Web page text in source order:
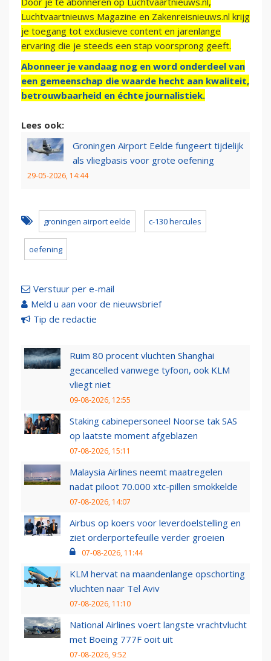
Luchtvaartnieuws Magazine en Zakenreisnieuws.nl krijg
je toegang tot exclusieve content en jarenlange
ervaring die je steeds een stap voorsprong geeft.
Abonneer je vandaag nog en word onderdeel van
een gemeenschap die waarde hecht aan kwaliteit,
betrouwbaarheid en échte journalistiek.
Lees ook:
Groningen Airport Eelde fungeert tijdelijk
als vliegbasis voor grote oefening
29-05-2026, 14:44
groningen airport eelde c-130 hercules
oefening
Verstuur per e-mail
Meld u aan voor de nieuwsbrief
Tip de redactie
Ruim 80 procent vluchten Shanghai
gecancelled vanwege tyfoon, ook KLM
vliegt niet
09-08-2026, 12:55
Staking cabinepersoneel Noorse tak SAS
op laatste moment afgeblazen
07-08-2026, 15:11
Malaysia Airlines neemt maatregelen
nadat piloot 70.000 xtc-pillen smokkelde
07-08-2026, 14:07
Airbus op koers voor leverdoelstelling en
ziet orderportefeuille verder groeien
07-08-2026, 11:44
KLM hervat na maandenlange opschorting
vluchten naar Tel Aviv
07-08-2026, 11:10
National Airlines voert langste vrachtvlucht
met Boeing 777F ooit uit
07-08-2026, 9:52